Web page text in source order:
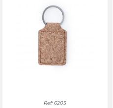
Ref: 6205